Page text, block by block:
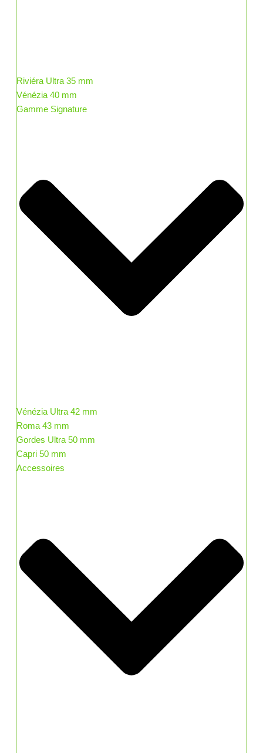
Riviéra Ultra 35 mm
Vénézia 40 mm
Gamme Signature
Vénézia Ultra 42 mm
Roma 43 mm
Gordes Ultra 50 mm
Capri 50 mm
Accessoires